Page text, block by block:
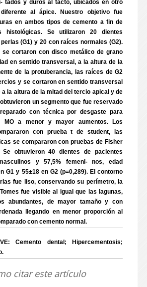
tados y duros al tacto, ubicados en otro
al ápice. Nuestro objetivo fue
en ambos tipos de cemento a fin de
histológicas. Se utilizaron 20 dientes
(G1) y 20 con raíces normales (G2).
se cortaron con disco metálico de grano
en sentido transversal, a la altura de la
de la protuberancia, las raíces de G2
y se cortaron en sentido transversal
la altura de la mitad del tercio apical y de
un segmento que fue reservado
con técnica por desgaste para
MO a menor y mayor aumentos. Los
con prueba t de student, las
se compararon con pruebas de Fisher
Se obtuvieron 40 dientes de pacientes
y 57,5% femeni- nos, edad
G1 y 55±18 en G2 (p=0,289). El contorno
fue liso, conservando su perímetro, la
fue visible al igual que las lagunas,
abundantes, de mayor tamaño y con
llegando en menor proporción al
con cemento normal.
Cemento dental; Hipercementosis;
citar este artículo